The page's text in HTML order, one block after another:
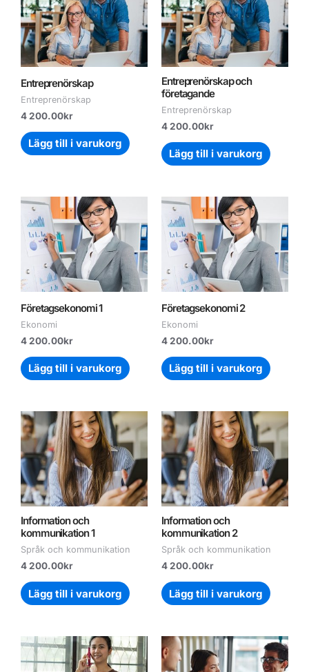
Entreprenörskap
Entreprenörskap
4 200.00kr
Lägg till i varukorg
Entreprenörskap och
företagande
Entreprenörskap
4 200.00kr
Lägg till i varukorg
Företagsekonomi 1
Ekonomi
4 200.00kr
Lägg till i varukorg
Företagsekonomi 2
Ekonomi
4 200.00kr
Lägg till i varukorg
Information och
kommunikation 1
Språk och kommunikation
4 200.00kr
Lägg till i varukorg
Information och
kommunikation 2
Språk och kommunikation
4 200.00kr
Lägg till i varukorg